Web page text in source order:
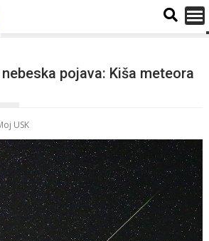
pojava: Kiša meteora
USK